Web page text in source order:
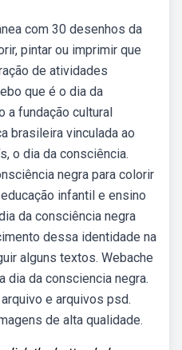
com 30 desenhos da
pintar ou imprimir que
de atividades
que é o dia da
a fundação cultural
brasileira vinculada ao
o dia da consciência.
negra para colorir
infantil e ensino
da consciência negra
dessa identidade na
alguns textos. Webache
dia da consciencia negra.
e arquivos psd.
de alta qualidade.